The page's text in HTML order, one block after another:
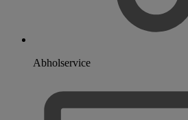
Abholservice